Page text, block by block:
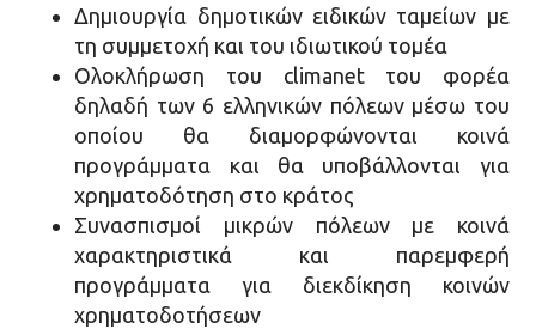
Δημιουργία δημοτικών ειδικών ταμείων με
τη συμμετοχή και του ιδιωτικού τομέα
Ολοκλήρωση του climanet του φορέα
δηλαδή των 6 ελληνικών πόλεων μέσω του
οποίου θα διαμορφώνονται κοινά
προγράμματα και θα υποβάλλονται για
χρηματοδότηση στο κράτος
Συνασπισμοί μικρών πόλεων με κοινά
χαρακτηριστικά και παρεμφερή
προγράμματα για διεκδίκηση κοινών
χρηματοδοτήσεων